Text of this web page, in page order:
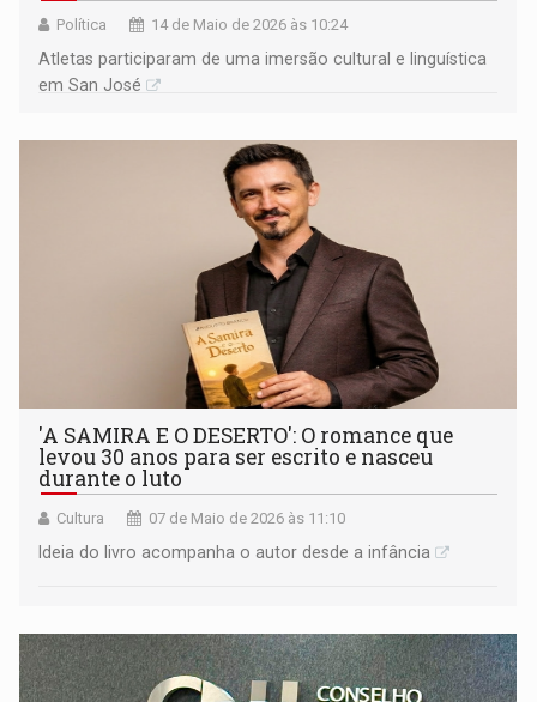
Política 14 de Maio de 2026 às 10:24
Atletas participaram de uma imersão cultural e linguística
em San José
'A SAMIRA E O DESERTO': O romance que
levou 30 anos para ser escrito e nasceu
durante o luto
Cultura 07 de Maio de 2026 às 11:10
Ideia do livro acompanha o autor desde a infância